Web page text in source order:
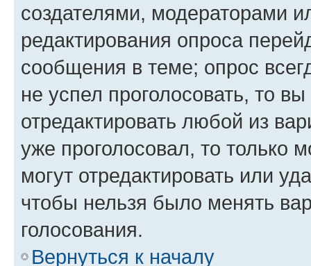
создателями, модераторами
редактирования опроса
сообщения в теме; опрос
не успел проголосовать, то
отредактировать любой из
уже проголосовал, то только
могут отредактировать или
чтобы нельзя было менять
голосования.
Вернуться к началу